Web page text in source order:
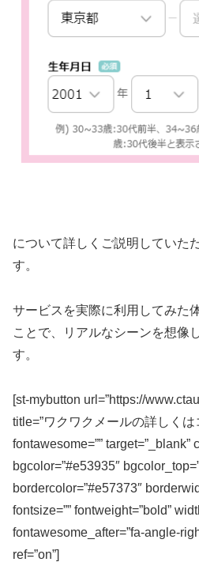
について詳しくご説明していた
す。
サービスを実際に利用してみた
ことで、リアルなシーンを想像
す。
[st-mybutton url=”https://
title=”ワクワクメールの詳しくは
fontawesome=”” target=”_blank”
bgcolor=”#e53935″
bordercolor=”#e57373″
fontsize=”” fontweight=”bold”
fontawesome_after=”fa-angle-
ref=”on”]